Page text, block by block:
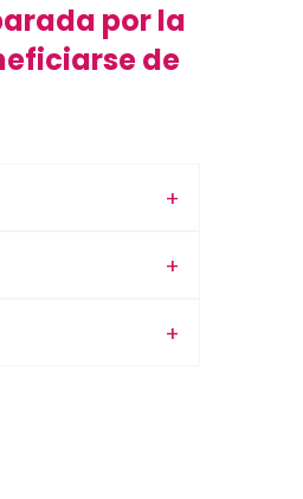
por la
de